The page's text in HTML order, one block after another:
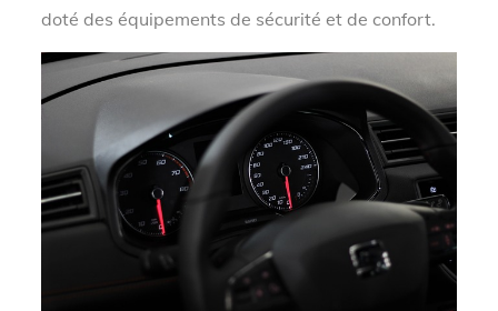
doté des équipements de sécurité et de confort.